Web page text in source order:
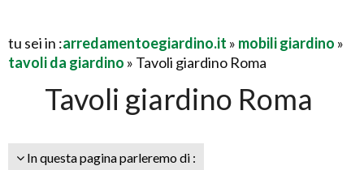
tu sei in :arredamentoegiardino.it » mobili giardino »
tavoli da giardino » Tavoli giardino Roma
Tavoli giardino Roma
In questa pagina parleremo di :